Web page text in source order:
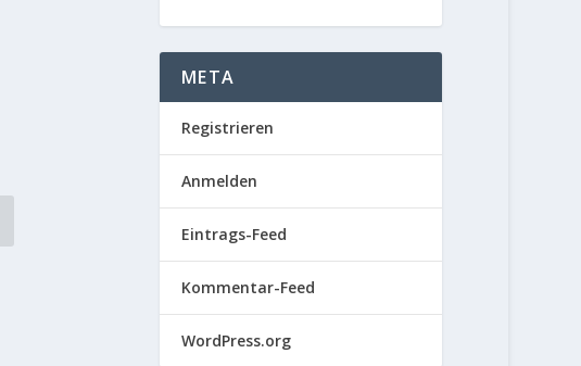
META
Registrieren
Anmelden
Eintrags-Feed
Kommentar-Feed
WordPress.org